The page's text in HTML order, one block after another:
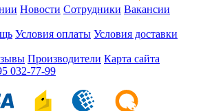
Новости Сотрудники Вакансии
Условия оплаты Условия доставки
Производители Карта сайта
032-77-99